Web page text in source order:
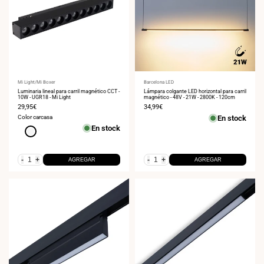
Proveedor:
Mi Light/Mi Boxer
Luminaria lineal para carril magnético CCT -
10W - UGR18 - Mi Light
Precio
de
venta
29,95€
Color carcasa
Blanco En stock
- + AGREGAR
Proveedor:
Barcelona LED
Lámpara colgante LED horizontal para carril
magnético - 48V - 21W - 2800K - 120cm
Precio
34,99€
En stock
- + AGREGAR